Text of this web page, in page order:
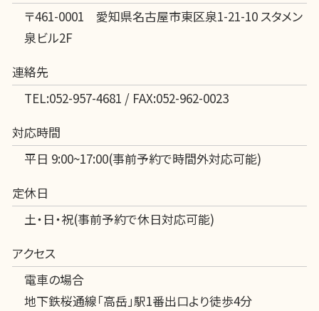
〒461-0001 愛知県名古屋市東区泉1-21-10 スタメン
泉ビル2F
連絡先
TEL:052-957-4681 / FAX:052-962-0023
対応時間
平日 9:00~17:00(事前予約で時間外対応可能)
定休日
土・日・祝(事前予約で休日対応可能)
アクセス
電車の場合
地下鉄桜通線「高岳」駅1番出口より徒歩4分